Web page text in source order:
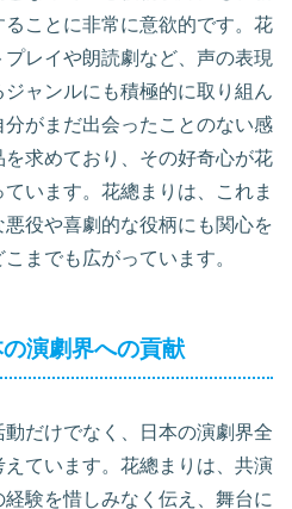
ことに非常に意欲的です。花
レイや朗読劇など、声の表現
ャンルにも積極的に取り組ん
がまだ出会ったことのない感
求めており、その好奇心が花
います。花總まりは、これま
役や喜劇的な役柄にも関心を
までも広がっています。
演劇界への貢献
だけでなく、日本の演劇界全
ています。花總まりは、共演
験を惜しみなく伝え、舞台に